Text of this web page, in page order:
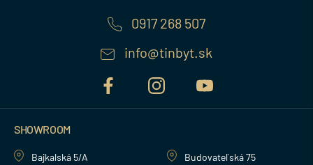
0917 268 507
info@tinbyt.sk
SHOWROOM
Bajkalská 5/A
Budovateľská 75